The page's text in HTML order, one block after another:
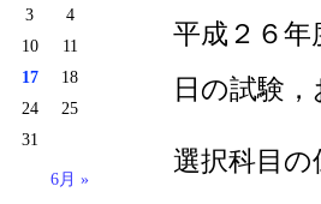
平成２６
日の試験
選択科目
6月 »
3
4
10
11
17
18
24
25
31